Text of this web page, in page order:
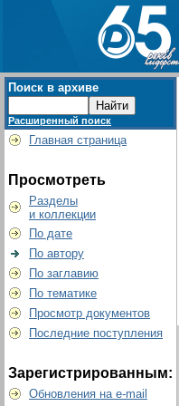
Поиск в архиве
Расширенный поиск
Главная страница
Просмотреть
Разделы
и коллекции
По дате
По автору
По заглавию
По тематике
Просмотр документов
Последние поступления
Зарегистрированным:
Обновления на e-mail